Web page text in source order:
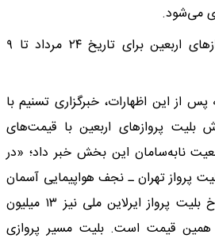
می‌شود.
وی یادآور شد: بلیت پروازهای اربعین برای تاریخ ۲۴ مرداد تا ۹
از این اظهارات، خبرگزاری تسنیم‌ با
بلیت پروازهای اربعین با قیمت‌های
نابه‌سامان این بخش خبر داد؛ «در
پرواز تهران ـ نجف هواپیمایی آسمان
۱۴ میلیون تومان است. نرخ بلیت پرواز ایرلاین ملی نیز ۱۳ میلیون
همین قیمت است. بلیت مسیر پروازی